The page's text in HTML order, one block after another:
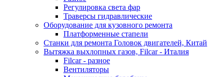
Регулировка света фар
Траверсы гидравлические
Оборудование для кузовного ремонта
Платформенные стапели
Станки для ремонта Головок двигателей, Китай
Вытяжка выхлопных газов, Filcar - Италия
Filcar - разное
Вентиляторы